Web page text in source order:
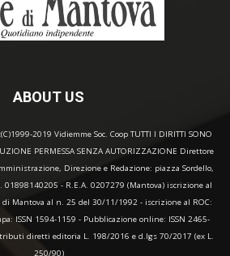
ABOUT US
2019 Vidiemme Soc. Coop TUTTI I DIRITTI SONO
PERMESSA SENZA AUTORIZZAZIONE Direttore
Direzione e Redazione: piazza Sordello,
01898140205 - R.E.A. 0207279 (Mantova) iscrizione al
Mantova al n. 25 del 30/11/1992 - iscrizione al ROC:
ISSN 1594-1159 - Pubblicazione online: ISSN 2465-
diretti editoria L. 198/2016 e d.lgs 70/2017 (ex L.
250/90)